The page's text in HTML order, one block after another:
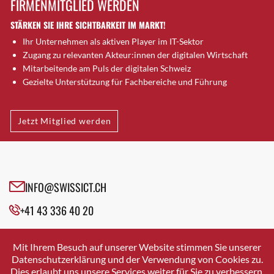
Brugg AG
Brütten
Bubendorf
Bubikon
Buchs (SG)
Bäretswil
Bülach
Cazis
Crissier
Davos Platz
Dierikon
Dietikon
FIRMENMITGLIED WERDEN
STÄRKEN SIE IHRE SICHTBARKEIT IM MARKT!
Ihr Unternehmen als aktiven Player im IT-Sektor
Zugang zu relevanten Akteur:innen der digitalen Wirtschaft
Mitarbeitende am Puls der digitalen Schweiz
Gezielte Unterstützung für Fachbereiche und Führung
Jetzt Mitglied werden
INFO@SWISSICT.CH
+41 43 336 40 20
SWISSICT
VULKANSTRASSE 120
8048 ZURICH
Mit Ihrem Besuch auf unserer Website stimmen Sie unserer
Datenschutzerklärung und der Verwendung von Cookies zu.
Dies erlaubt uns unsere Services weiter für Sie zu verbessern.